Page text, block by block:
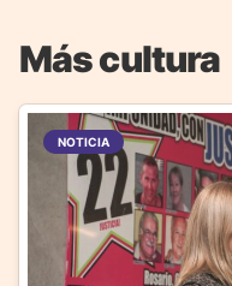
Más cultura
NOTICIA